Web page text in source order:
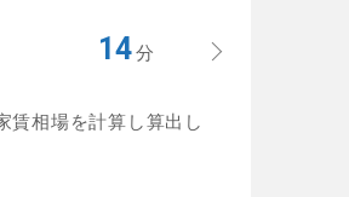
14分
賃相場を計算し算出し